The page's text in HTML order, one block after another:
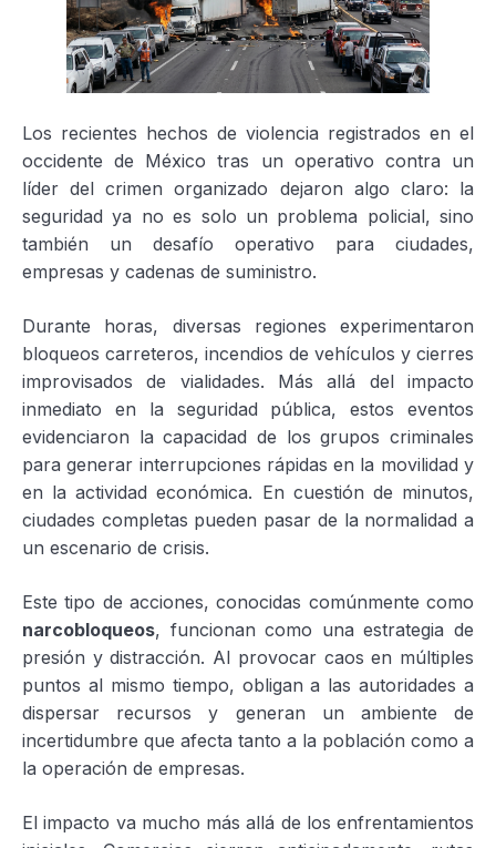
Los recientes hechos de violencia registrados en el
occidente de México tras un operativo contra un
líder del crimen organizado dejaron algo claro: la
seguridad ya no es solo un problema policial, sino
también un desafío operativo para ciudades,
empresas y cadenas de suministro.
Durante horas, diversas regiones experimentaron
bloqueos carreteros, incendios de vehículos y cierres
improvisados de vialidades. Más allá del impacto
inmediato en la seguridad pública, estos eventos
evidenciaron la capacidad de los grupos criminales
para generar interrupciones rápidas en la movilidad y
en la actividad económica. En cuestión de minutos,
ciudades completas pueden pasar de la normalidad a
un escenario de crisis.
Este tipo de acciones, conocidas comúnmente como
narcobloqueos, funcionan como una estrategia de
presión y distracción. Al provocar caos en múltiples
puntos al mismo tiempo, obligan a las autoridades a
dispersar recursos y generan un ambiente de
incertidumbre que afecta tanto a la población como a
la operación de empresas.
El impacto va mucho más allá de los enfrentamientos